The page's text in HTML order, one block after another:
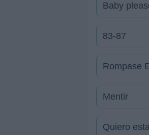
Baby
83-87
Rompase
Mentir
Quiero